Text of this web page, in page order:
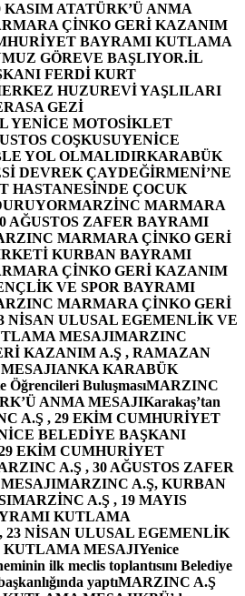
ATATÜRK’Ü ANMA
ÇİNKO GERİ KAZANIM
BAYRAMI KUTLAMA
GÖREVE BAŞLIYOR.İL
FERDİ KURT
HUZUREVİ YAŞLILARI
GEZİ
YENİCE MOTOSİKLET
COŞKUSUYENİCE
YOL OLMALIDIRKARABÜK
DEVREK ÇAYDEĞİRMENİ’NE
HASTANESİNDE ÇOCUK
MARZİNC MARMARA
AĞUSTOS ZAFER BAYRAMI
MARMARA ÇİNKO GERİ
KURBAN BAYRAMI
ÇİNKO GERİ KAZANIM
VE SPOR BAYRAMI
MARMARA ÇİNKO GERİ
NİSAN ULUSAL EGEMENLİK VE
MESAJIMARZINC
KAZANIM A.Ş , RAMAZAN
ANKA KARABÜK
BuluşmasıMARZINC
ANMA MESAJIKarakaş’tan
A.Ş , 29 EKİM CUMHURİYET
BELEDİYE BAŞKANI
EKİM CUMHURİYET
A.Ş , 30 AĞUSTOS ZAFER
MARZINC A.Ş, KURBAN
MARZİNC A.Ş , 19 MAYIS
KUTLAMA
23 NİSAN ULUSAL EGEMENLİK
MESAJIYenice
ilk meclis toplantısını Belediye
yaptıMARZINC A.Ş